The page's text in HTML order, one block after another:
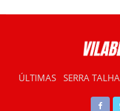
ÚLTIMAS SERRA